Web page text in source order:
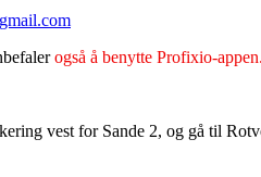
også å benytte Profixio-appen.
vest for Sande 2, og gå til